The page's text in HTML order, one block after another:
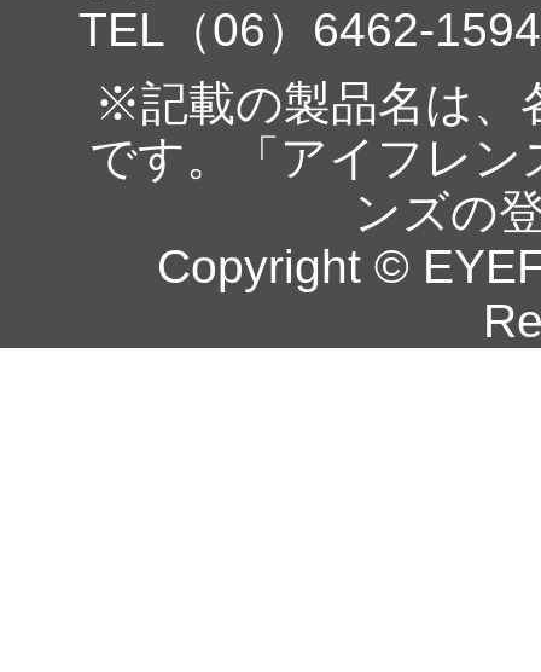
TEL（06）6462-
※記載の製品名は、
です。「アイフレ
ンズの
Copyright ©